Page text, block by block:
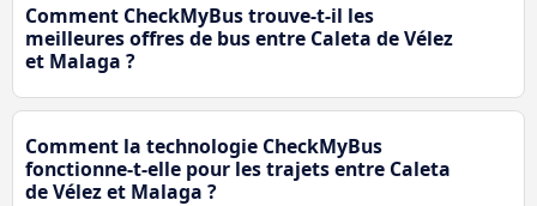
Comment CheckMyBus trouve-t-il les
meilleures offres de bus entre Caleta de Vélez
et Malaga ?
Comment la technologie CheckMyBus
fonctionne-t-elle pour les trajets entre Caleta
de Vélez et Malaga ?